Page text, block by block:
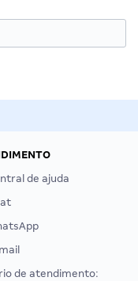
de ajuda
de atendimento: